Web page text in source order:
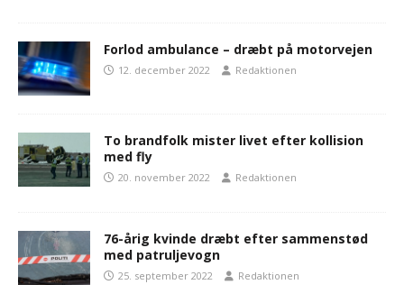
Forlod ambulance – dræbt på motorvejen
12. december 2022 Redaktionen
To brandfolk mister livet efter kollision
med fly
20. november 2022 Redaktionen
76-årig kvinde dræbt efter sammenstød
med patruljevogn
25. september 2022 Redaktionen